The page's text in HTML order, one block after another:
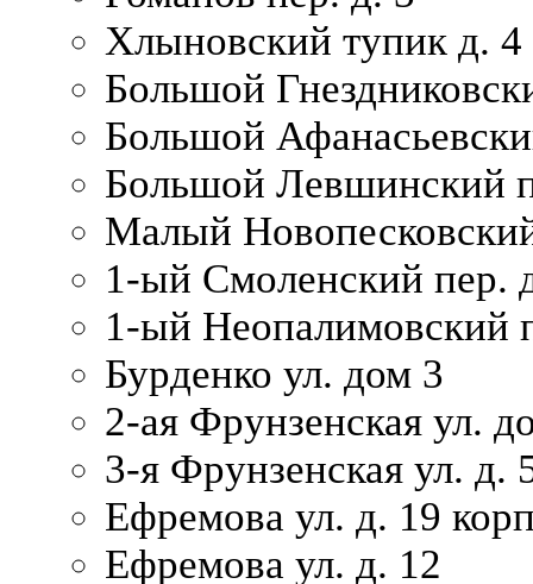
Хлыновский тупик д. 4
Большой
Большой
Большой Левшинский
Малый
1-ый Смоленский пер.
1-ый Неопалимовский
Бурденко ул. дом 3
2-ая Фрунзенская ул.
3-я Фрунзенская ул. д.
Ефремова ул. д. 19
Ефремова ул. д. 12